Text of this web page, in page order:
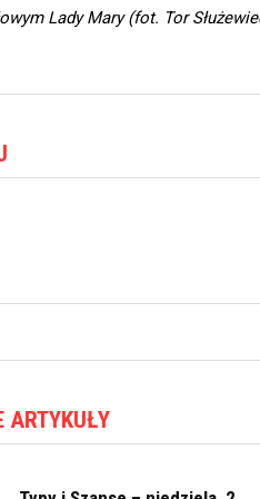
Lady Mary (fot. Tor
ARTYKUŁY